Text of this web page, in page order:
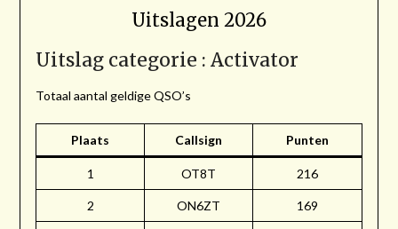
Uitslagen 2026
Uitslag categorie : Activator
Totaal aantal geldige QSO’s
Plaats Callsign Punten
1 OT8T 216
2 ON6ZT 169